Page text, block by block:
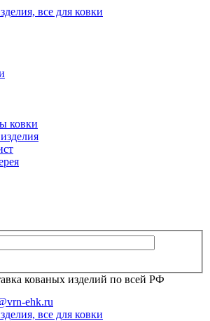
ковки
кованых изделий по всей РФ
ehk.ru